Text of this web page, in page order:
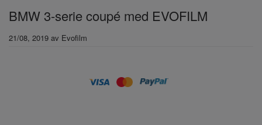
BMW 3-serie coupé med EVOFILM
21/08, 2019 av Evofilm